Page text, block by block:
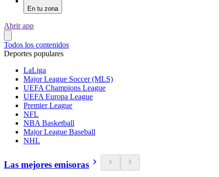
En tu zona
Abrir app
Todos los contenidos
Deportes populares
LaLiga
Major League Soccer (MLS)
UEFA Champions League
UEFA Europa League
Premier League
NFL
NBA Basketball
Major League Baseball
NHL
Las mejores emisoras